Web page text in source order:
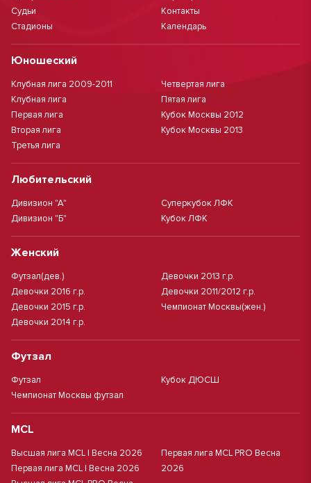
Судьи
Стадионы
Контакты
Календарь
Юношеский
Клубная лига 2009-2011
Клубная лига
Первая лига
Вторая лига
Третья лига
Четвертая лига
Пятая лига
Кубок Москвы 2012
Кубок Москвы 2013
Любительский
Дивизион "А"
Дивизион "Б"
Суперкубок ЛФК
Кубок ЛФК
Женский
Футзал(дев.)
Девочки 2016 г.р.
Девочки 2015 г.р.
Девочки 2014 г.р.
Девочки 2013 г.р.
Девочки 2011/2012 г.р.
Чемпионат Москвы(жен.)
Футзал
Футзал
Чемпионат Москвы футзал
Кубок ДЮСШ
MCL
Высшая лига MCL | Весна 2026
Первая лига MCL | Весна 2026
Первая лига MCL PRO Весна
2026